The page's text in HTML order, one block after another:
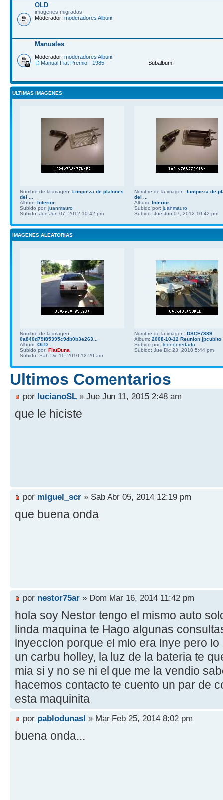
OLD
imagenes migradas
Moderador: moderadores Album
Manuales
Moderador: moderadores Album
Subalbum:
Manual Fiat Premio - 1985
ULTIMAS IMAGENES
Nombre de la imagen: Limpieza de plafones
del ...
Album: Interior
Subido por: juanmauro
Subido: Jue Jun 07, 2012 10:42 pm
Nombre de la imagen: Limpieza de
del ...
Album: Interior
Subido por: juanmauro
Subido: Jue Jun 07, 2012 10:42 pm
IMAGENES ALEATORIAS
Nombre de la imagen:
0a840d79f85395c9db0b3e263...
Album: OLD
Subido por: FiatDuna
Subido: Sab Dic 11, 2010 12:20 am
Nombre de la imagen: DSCF7889
Album: 2008-10-12 Reunion jpcubito
Subido por: leonenredado
Subido: Jue Dic 23, 2010 5:44 pm
Ultimos Comentarios
por lucianoSL » Jue Jun 11, 2015 2:48 am
que le hiciste
por miguel_scr » Sab Abr 05, 2014 12:19 pm
que buena onda
por nestor75ar » Dom Mar 16, 2014 11:42 pm
hola soy Nestor tengo el mismo auto
linda maquina te Hago algunas
inyeccion porque el mio era inye pero
un carbu holley, la luz de la bateria te
mia si y no se ni el que me la vendio
hacemos contacto te cuento un par de
esta maquinita
por pablodunasl » Mar Feb 25, 2014 8:02 pm
buena onda...